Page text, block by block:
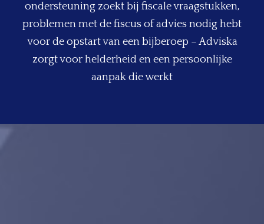
ondersteuning zoekt bij fiscale vraagstukken,
problemen met de fiscus of advies nodig hebt
voor de opstart van een bijberoep – Adviska
zorgt voor helderheid en een persoonlijke
aanpak die werkt